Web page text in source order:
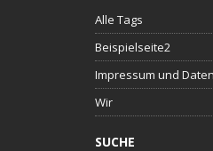
Alle Tags
Beispielseite2
Impressum und
Wir
SUCHE